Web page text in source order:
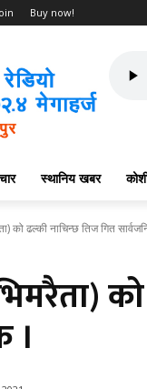
Buy now!
स्थानिय खबर
को ढल्की नाचिन्छ तिज गित
।